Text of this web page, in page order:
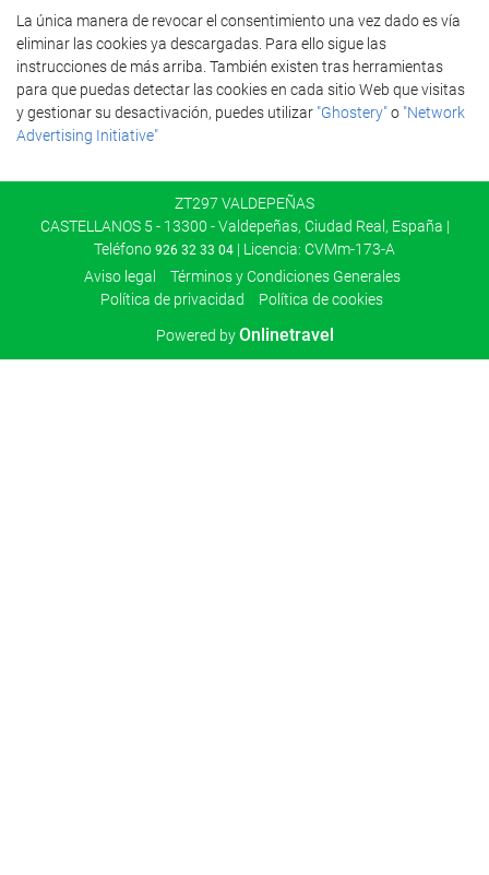
La única manera de revocar el consentimiento una vez dado es vía
eliminar las cookies ya descargadas. Para ello sigue las
instrucciones de más arriba. También existen tras herramientas
para que puedas detectar las cookies en cada sitio Web que visitas
y gestionar su desactivación, puedes utilizar "Ghostery"o "Network
Advertising Initiative"
ZT297 VALDEPEÑAS
CASTELLANOS 5 - 13300 - Valdepeñas, Ciudad Real, España |
Teléfono 926 32 33 04 | Licencia: CVMm-173-A
Aviso legal
Términos y Condiciones Generales
Política de privacidad
Política de cookies
Powered byOnlinetravel